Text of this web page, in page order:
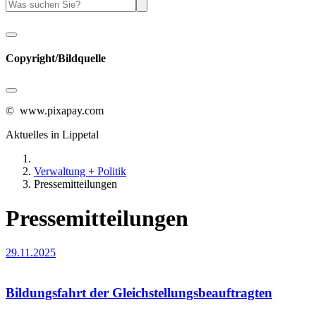
Copyright/Bildquelle
© www.pixapay.com
Aktuelles in Lippetal
Verwaltung + Politik
Pressemitteilungen
Pressemitteilungen
29.11.2025
Bildungsfahrt der Gleichstellungsbeauftragten